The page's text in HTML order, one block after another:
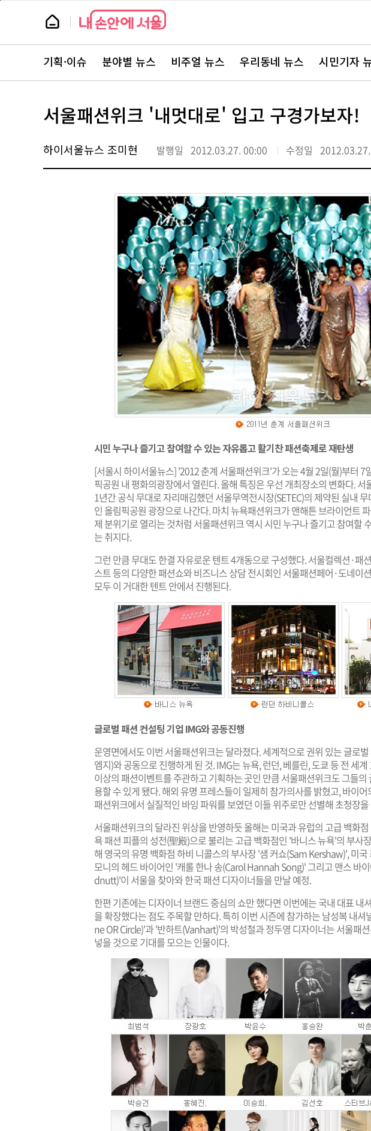
본
뉴
스
뉴
스
주
서
바
로
기획·이슈 분야별 뉴스 비주얼 뉴스 우리동네 뉴스 시민기자
서울패션위크 '내멋대로' 입고 구경가보자!
하이서울뉴스 조미현 발행일 2012.03.27. 00:00 수정일
시민 누구나 즐기고 참여할 수 있는 자유롭고 활기찬 패션축제로 재탄생
[서울시 하이서울뉴스] '2012 춘계 서울패션위크'가 오는 4월 2일(월)부터 7
픽공원 내 평화의광장에서 열린다. 올해 특징은 우선 개최장소의 변화다. 서
1년간 공식 무대로 자리매김했던 서울무역전시장(SETEC)의 제약된 실내
인 올림픽공원 광장으로 나간다. 마치 뉴욕패션위크가 맨해튼 브라이언트
제 분위기로 열리는 것처럼 서울패션위크 역시 시민 누구나 즐기고 참여할
는 취지다.
그런 만큼 무대도 한결 자유로운 텐트 4개동으로 구성했다. 서울컬렉션·패
스트 등의 다양한 패션쇼와 비즈니스 상담 전시회인 서울패션페어·도네이
모두 이 거대한 텐트 안에서 진행된다.
글로벌 패션 컨설팅 기업 IMG와 공동진행
운영면에서도 이번 서울패션위크는 달라졌다. 세계적으로 권위 있는 글로
엠지)와 공동으로 진행하게 된 것. IMG는 뉴욕, 런던, 베를린, 도쿄 등 전 세
이상의 패션이벤트를 주관하고 기획하는 곳인 만큼 서울패션위크도 그들
용할 수 있게 됐다. 해외 유명 프레스들이 일제히 참가의사를 밝혔고, 바이
패션위크에서 실질적인 바잉 파워를 보였던 이들 위주로만 선별해 초청장
서울패션위크의 달라진 위상을 반영하듯 올해는 미국과 유럽의 고급 백화
욕 패션 피플의 성전(聖殿)으로 불리는 고급 백화점인 '바니스 뉴욕'의 부사
해 영국의 유명 백화점 하비 니콜스의 부사장 '샘 커쇼(Sam Kershaw)', 미
모니의 헤드 바이어인 '캐롤 한나 송(Carol Hannah Song)' 그리고 맨스 바
dnutt)'이 서울을 찾아와 한국 패션 디자이너들을 만날 예정.
한편 기존에는 디자이너 브랜드 중심의 쇼만 했다면 이번에는 국내 대표 내
을 확장했다는 점도 주목할 만하다. 특히 이번 시즌에 참가하는 남성복 내셔
ne OR Circle)'과 '반하트(Vanhart)'의 박성철과 정두영 디자이너는 서울패
넣을 것으로 기대를 모으는 인물이다.
페